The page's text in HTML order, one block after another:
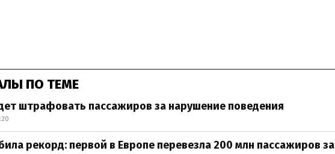
ПО ТЕМЕ
штрафовать пассажиров за нарушение поведения
рекорд: первой в Европе перевезла 200 млн пассажиров за